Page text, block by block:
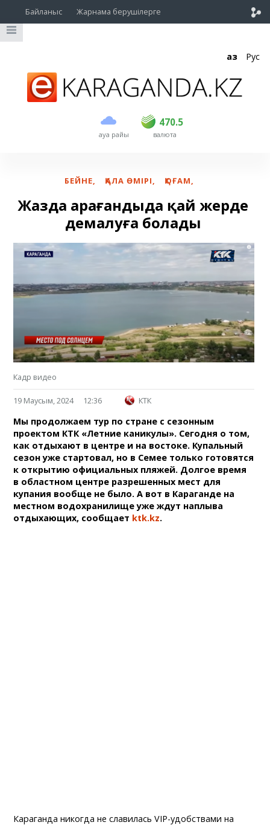
Байланыс Жарнама берушілерге
Қаз Рус
ауа райы
470.5
USD 468 470.5
EUR валюта
БЕЙНЕ, ҚАЛА ӨМІРІ, ҚОҒАМ,
Жазда Қарағандыда қай жерде
демалуға болады
Кадр видео
19 Маусым, 2024 12:36 КТК
Мы продолжаем тур по стране с сезонным
проектом КТК «Летние каникулы». Сегодня о том,
как отдыхают в центре и на востоке. Купальный
сезон уже стартовал, но в Семее только готовятся
к открытию официальных пляжей. Долгое время
в областном центре разрешенных мест для
купания вообще не было. А вот в Караганде на
местном водохранилище уже ждут наплыва
отдыхающих, сообщает ktk.kz.
Караганда никогда не славилась VIP-удобствами на